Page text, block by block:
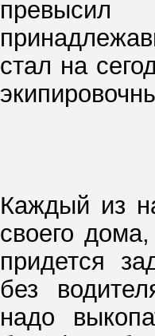
стал на
Каждый из
своего
придется
без
надо